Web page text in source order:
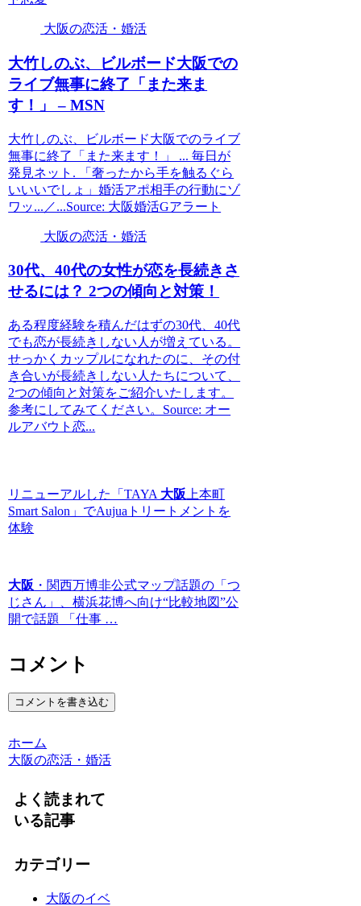
大阪の恋活・婚活
大竹しのぶ、ビルボード大阪での
ライブ無事に終了「また来ま
す！」 – MSN
大竹しのぶ、ビルボード大阪でのライブ
無事に終了「また来ます！」 ... 毎日が
発見ネット. 「奢ったから手を触るぐら
いいいでしょ」婚活アポ相手の行動にゾ
ワッ...／...Source: 大阪婚活Gアラート
大阪の恋活・婚活
30代、40代の女性が恋を長続きさ
せるには？ 2つの傾向と対策！
ある程度経験を積んだはずの30代、40代
でも恋が長続きしない人が増えている。
せっかくカップルになれたのに、その付
き合いが長続きしない人たちについて、
2つの傾向と対策をご紹介いたします。
参考にしてみてください。Source: オー
ルアバウト恋...
リニューアルした「TAYA 大阪 上本町
Smart Salon」でAujuaトリートメントを
体験
大阪 ・関西万博非公式マップ話題の「つ
じさん」、横浜花博へ向け“比較地図”公
開で話題 「仕事 …
コメント
コメントを書き込む
ホーム
大阪の恋活・婚活
よく読まれて
いる記事
カテゴリー
大阪のイベ